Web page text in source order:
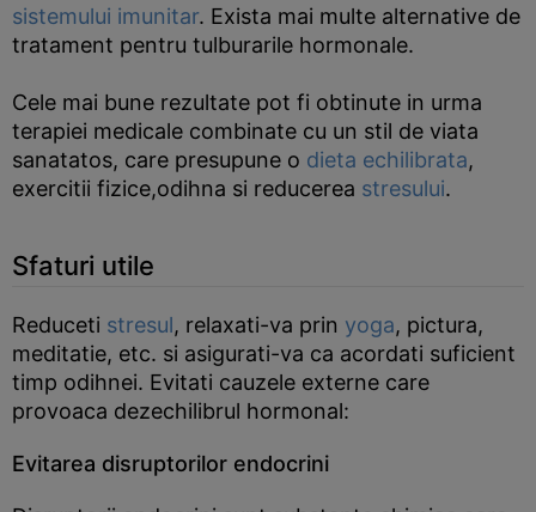
sistemului imunitar. Exista mai multe alternative de
tratament pentru tulburarile hormonale.
Cele mai bune rezultate pot fi obtinute in urma
terapiei medicale combinate cu un stil de viata
sanatatos, care presupune o dieta echilibrata,
exercitii fizice,odihna si reducerea stresului.
Sfaturi utile
Reduceti stresul, relaxati-va prin yoga, pictura,
meditatie, etc. si asigurati-va ca acordati suficient
timp odihnei. Evitati cauzele externe care
provoaca dezechilibrul hormonal:
Evitarea disruptorilor endocrini